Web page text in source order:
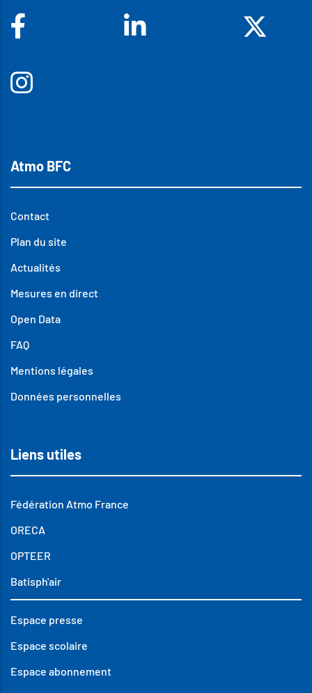
Atmo BFC
Contact
Plan du site
Actualités
Mesures en direct
Open Data
FAQ
Mentions légales
Données personnelles
Liens utiles
Fédération Atmo France
ORECA
OPTEER
Batisph'air
Espace presse
Espace scolaire
Espace abonnement